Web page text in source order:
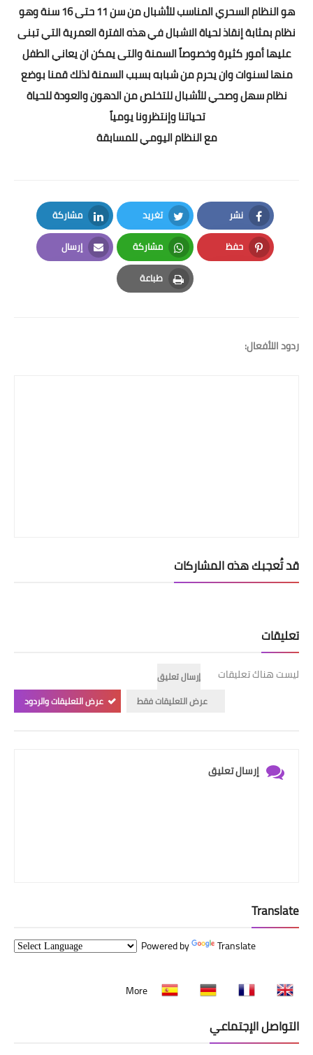
هو النظام السحري المناسب للأشبال من سن 11 حتى 16 سنة وهو
نظام بمثابة إنقاذ لحياة الاشبال في هذه الفترة العمرية التي تبنى
عليها أمور كثيرة وخصوصاً السمنة والتى يمكن ان يعاني الطفل
منها لسنوات وان يحرم من شبابه بسبب السمنة لذلك قمنا بوضع
نظام سهل وصحي للأشبال للتخلص من الدهون والعودة للحياة
تحياتنا وإنتظرونا يومياً
مع النظام اليومي للمسابقة
نشر
Facebook
تغريد
Twitter
مشاركة
LinkedIn
حفظ
Pinterest
مشاركة
Whatsapp
إرسال
Email
طباعة
Print
ردود اللأفعال:
قد تُعجبك هذه المشاركات
تعليقات
ليست هناك تعليقات
إرسال تعليق
عرض التعليقات فقط
عرض التعليقات والردود
إرسال تعليق
Translate
Powered by Translate
More
التواصل الإجتماعي